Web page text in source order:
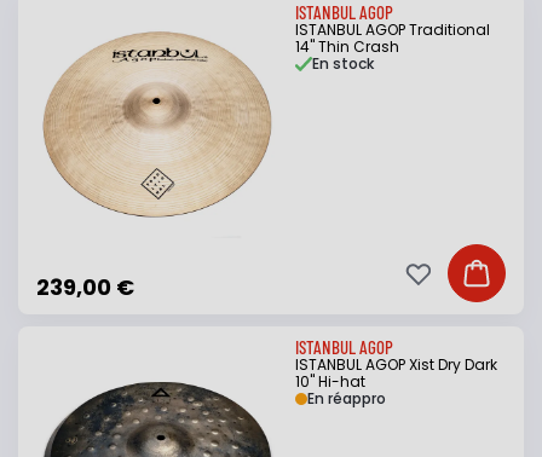
ISTANBUL AGOP
ISTANBUL AGOP Traditional
14" Thin Crash
239,00 €
En stock
Ajouter
Ajouter à ma
ISTANBUL AGOP
ISTANBUL AGOP Xist Dry Dark
10" Hi-hat
En réappro